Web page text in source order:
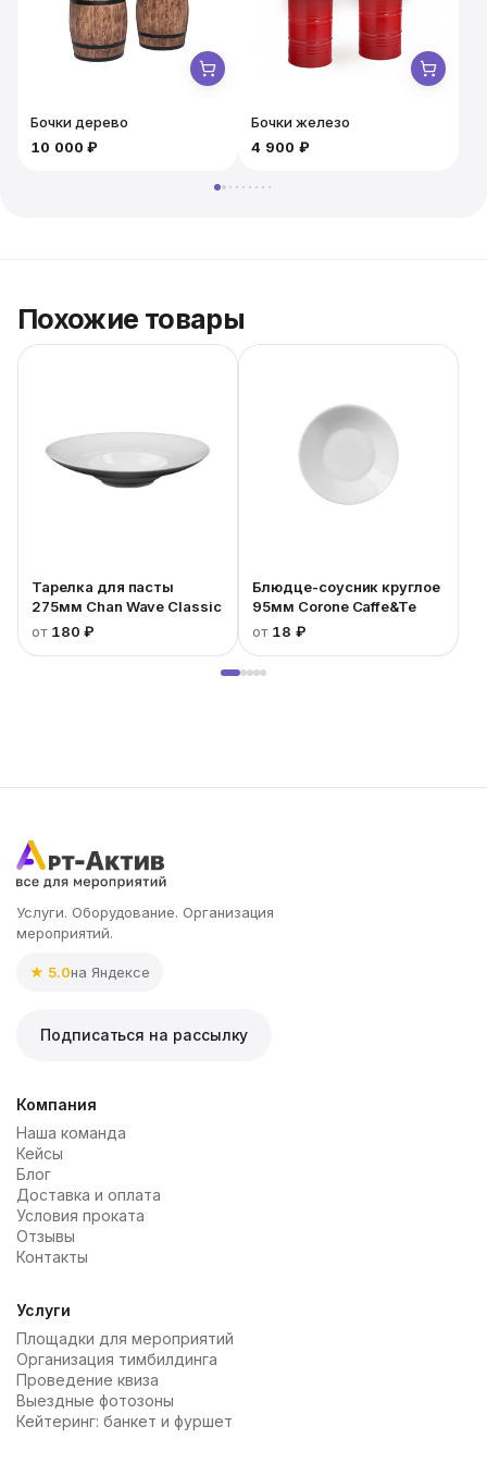
Wave.
Бочки дерево
10 000 ₽
Бочки железо
4 900 ₽
Похожие товары
Тарелка для пасты
275мм Chan Wave Classic
от 180 ₽
Блюдце-соусник круглое
95мм Corone Caffe&Te
от 18 ₽
Услуги. Оборудование. Организация
мероприятий.
★ 5.0на Яндексе
Подписаться на рассылку
Компания
Наша команда
Кейсы
Блог
Доставка и оплата
Условия проката
Отзывы
Контакты
Услуги
Площадки для мероприятий
Организация тимбилдинга
Проведение квиза
Выездные фотозоны
Кейтеринг: банкет и фуршет